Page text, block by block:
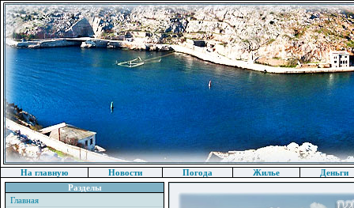
На главную Новости Погода Жилье
Деньги
Разделы
Главная